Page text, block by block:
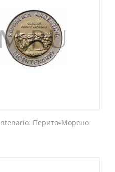
Перито-Морено